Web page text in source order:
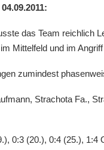
das Team reichlich
Mittelfeld und im
zumindest
Strachota Fa.,
0:3 (20.), 0:4 (25.),